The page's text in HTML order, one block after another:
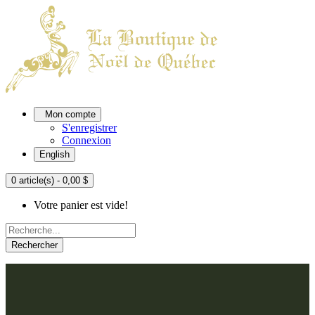
Mon compte
S'enregistrer
Connexion
English
0 article(s) - 0,00 $
Votre panier est vide!
Rechercher